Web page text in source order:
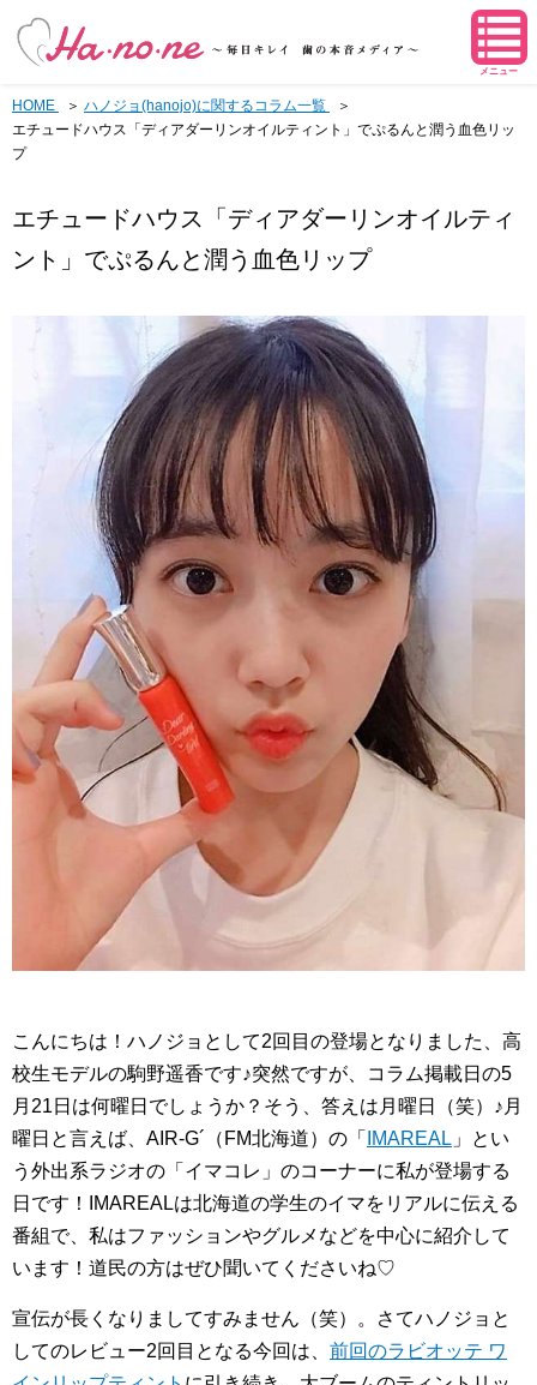
メニュー
HOME
ハノジョ(hanojo)に関するコラム一覧
エチュードハウス「ディアダーリンオイルティント」でぷるんと潤う血色リッ
プ
エチュードハウス「ディアダーリンオイルティ
ント」でぷるんと潤う血色リップ
こんにちは！ハノジョとして2回目の登場となりました、高
校生モデルの駒野遥香です♪突然ですが、コラム掲載日の5
月21日は何曜日でしょうか？そう、答えは月曜日（笑）♪月
曜日と言えば、AIR-G´（FM北海道）の「
IMAREAL 」とい
う外出系ラジオの「イマコレ」のコーナーに私が登場する
日です！IMAREALは北海道の学生のイマをリアルに伝える
番組で、私はファッションやグルメなどを中心に紹介して
います！道民の方はぜひ聞いてくださいね♡
宣伝が長くなりましてすみません（笑）。さてハノジョと
してのレビュー2回目となる今回は、 前回のラビオッテ ワ